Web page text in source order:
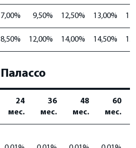
7,00% 9,50% 12,50% 13,00%
8,50% 12,00% 14,00% 14,50%
Палассо
24
мес.
36
мес.
48
мес.
60
мес.